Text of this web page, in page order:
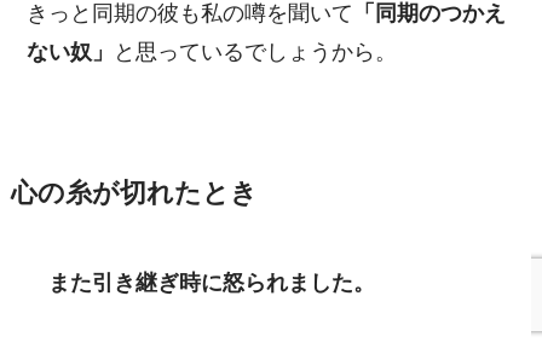
きっと同期の彼も私の噂を聞いて 「同期のつかえ
ない奴」
と思っているでしょうから。
心の糸が切れたとき
また引き継ぎ時に怒られました。